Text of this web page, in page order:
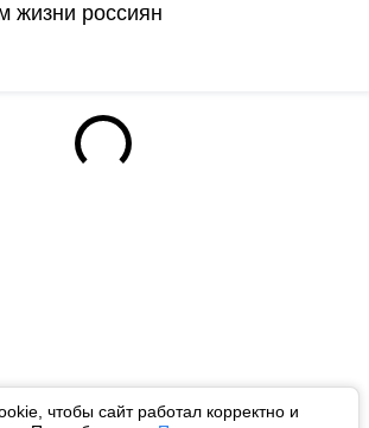
чтобы сайт работал корректно и
жизни россиян